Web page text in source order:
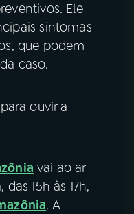
Ele
sintomas
que podem
caso.
ouvir a
vai ao ar
15h às 17h,
. A